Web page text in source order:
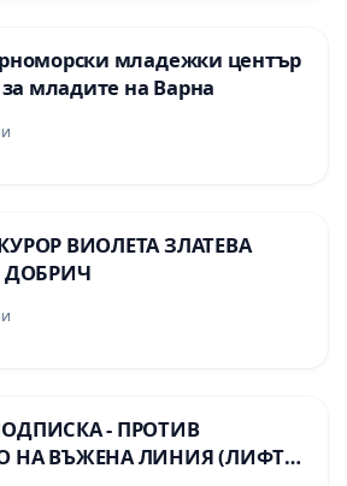
младежки център
за младите на Варна
ВИОЛЕТА ЗЛАТЕВА
ДОБРИЧ
- ПРОТИВ
НА ВЪЖЕНА ЛИНИЯ (ЛИФТ)